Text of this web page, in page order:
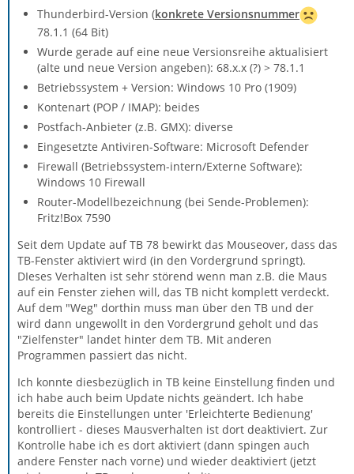
Thunderbird-Version (konkrete Versionsnummer
78.1.1 (64 Bit)
Wurde gerade auf eine neue Versionsreihe aktualisiert
(alte und neue Version angeben): 68.x.x (?) > 78.1.1
Betriebssystem + Version: Windows 10 Pro (1909)
Kontenart (POP / IMAP): beides
Postfach-Anbieter (z.B. GMX): diverse
Eingesetzte Antiviren-Software: Microsoft Defender
Firewall (Betriebssystem-intern/Externe Software):
Windows 10 Firewall
Router-Modellbezeichnung (bei Sende-Problemen):
Fritz!Box 7590
Seit dem Update auf TB 78 bewirkt das Mouseover, dass das
TB-Fenster aktiviert wird (in den Vordergrund springt).
DIeses Verhalten ist sehr störend wenn man z.B. die Maus
auf ein Fenster ziehen will, das TB nicht komplett verdeckt.
Auf dem "Weg" dorthin muss man über den TB und der
wird dann ungewollt in den Vordergrund geholt und das
"Zielfenster" landet hinter dem TB. Mit anderen
Programmen passiert das nicht.
Ich konnte diesbezüglich in TB keine Einstellung finden und
ich habe auch beim Update nichts geändert. Ich habe
bereits die Einstellungen unter 'Erleichterte Bedienung'
kontrolliert - dieses Mausverhalten ist dort deaktiviert. Zur
Kontrolle habe ich es dort aktiviert (dann spingen auch
andere Fenster nach vorne) und wieder deaktiviert (jetzt